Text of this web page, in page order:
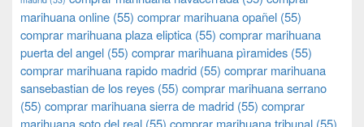
marihuana online (55) comprar marihuana opañel (55)
comprar marihuana plaza eliptica (55) comprar marihuana
puerta del angel (55) comprar marihuana pìramides (55)
comprar marihuana rapido madrid (55) comprar marihuana
sansebastian de los reyes (55) comprar marihuana serrano
(55) comprar marihuana sierra de madrid (55) comprar
marihuana soto del real (55) comprar marihuana tribunal (55)